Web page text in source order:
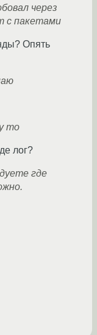
через
с пакетами
Опять
то
лог?
где